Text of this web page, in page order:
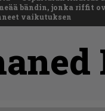
bändin, jonka riffit
vaikutuksen